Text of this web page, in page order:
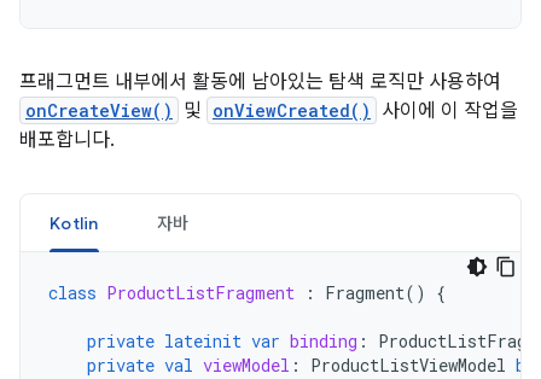
프래그먼트 내부에서 활동에 남아있는 탐색 로직만 사용하여
onCreateView() 및 onViewCreated()
사이에 이 작업을
배포합니다.
Kotlin 자바
class ProductListFragment : Fragment() {
private lateinit var binding :
private val viewModel : ProductListViewModel by